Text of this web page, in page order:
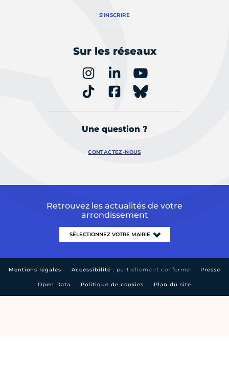
S'INSCRIRE
Sur les réseaux
Une question ?
CONTACTEZ-NOUS
Retrouvez les actualités de votre
arrondissement
Mentions légales Accessibilité : partiellement conforme Presse
Open Data Politique de cookies Plan du site